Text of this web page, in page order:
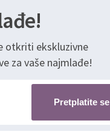
otkriti ekskluzivne
za vaše najmlađe!
Pretplatite se